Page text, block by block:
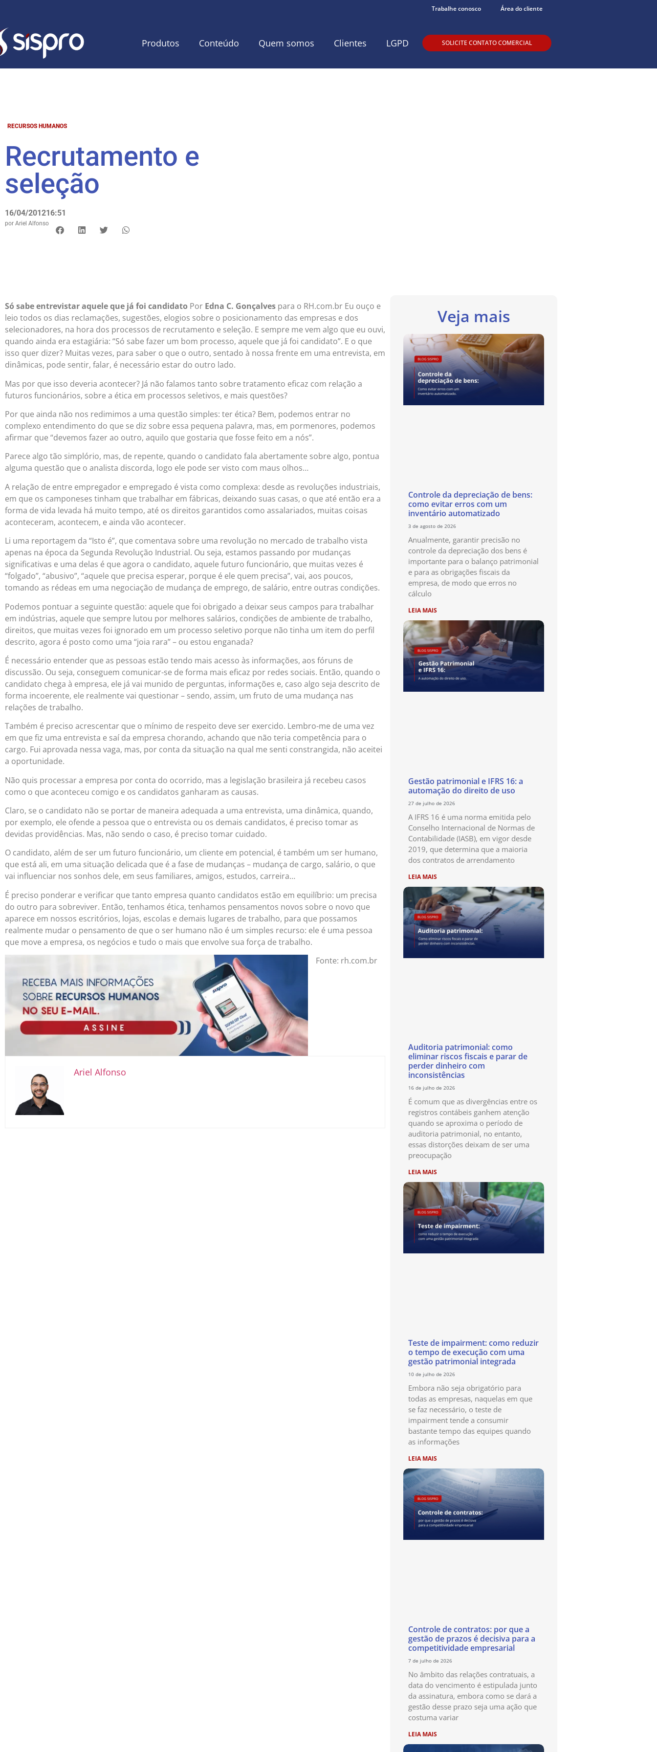
Trabalhe conosco Área do cliente
Produtos Conteúdo Quem somos Clientes LGPD SOLICITE CONTATO COMERCIAL
RECURSOS HUMANOS
Recrutamento e
seleção
16/04/201216:51
por Ariel Alfonso
Só sabe entrevistar aquele que já foi candidato Por Edna C. Gonçalves para o RH.com.br Eu ouço e
leio todos os dias reclamações, sugestões, elogios sobre o posicionamento das empresas e dos
selecionadores, na hora dos processos de recrutamento e seleção. E sempre me vem algo que eu ouvi,
quando ainda era estagiária: “Só sabe fazer um bom processo, aquele que já foi candidato”. E o que
isso quer dizer? Muitas vezes, para saber o que o outro, sentado à nossa frente em uma entrevista, em
dinâmicas, pode sentir, falar, é necessário estar do outro lado.
Mas por que isso deveria acontecer? Já não falamos tanto sobre tratamento eficaz com relação a
futuros funcionários, sobre a ética em processos seletivos, e mais questões?
Por que ainda não nos redimimos a uma questão simples: ter ética? Bem, podemos entrar no
complexo entendimento do que se diz sobre essa pequena palavra, mas, em pormenores, podemos
afirmar que “devemos fazer ao outro, aquilo que gostaria que fosse feito em a nós”.
Parece algo tão simplório, mas, de repente, quando o candidato fala abertamente sobre algo, pontua
alguma questão que o analista discorda, logo ele pode ser visto com maus olhos…
A relação de entre empregador e empregado é vista como complexa: desde as revoluções industriais,
em que os camponeses tinham que trabalhar em fábricas, deixando suas casas, o que até então era a
forma de vida levada há muito tempo, até os direitos garantidos como assalariados, muitas coisas
aconteceram, acontecem, e ainda vão acontecer.
Li uma reportagem da “Isto é”, que comentava sobre uma revolução no mercado de trabalho vista
apenas na época da Segunda Revolução Industrial. Ou seja, estamos passando por mudanças
significativas e uma delas é que agora o candidato, aquele futuro funcionário, que muitas vezes é
“folgado”, “abusivo”, “aquele que precisa esperar, porque é ele quem precisa”, vai, aos poucos,
tomando as rédeas em uma negociação de mudança de emprego, de salário, entre outras condições.
Podemos pontuar a seguinte questão: aquele que foi obrigado a deixar seus campos para trabalhar
em indústrias, aquele que sempre lutou por melhores salários, condições de ambiente de trabalho,
direitos, que muitas vezes foi ignorado em um processo seletivo porque não tinha um item do perfil
descrito, agora é posto como uma “joia rara” – ou estou enganada?
É necessário entender que as pessoas estão tendo mais acesso às informações, aos fóruns de
discussão. Ou seja, conseguem comunicar-se de forma mais eficaz por redes sociais. Então, quando o
candidato chega à empresa, ele já vai munido de perguntas, informações e, caso algo seja descrito de
forma incoerente, ele realmente vai questionar – sendo, assim, um fruto de uma mudança nas
relações de trabalho.
Também é preciso acrescentar que o mínimo de respeito deve ser exercido. Lembro-me de uma vez
em que fiz uma entrevista e saí da empresa chorando, achando que não teria competência para o
cargo. Fui aprovada nessa vaga, mas, por conta da situação na qual me senti constrangida, não aceitei
a oportunidade.
Não quis processar a empresa por conta do ocorrido, mas a legislação brasileira já recebeu casos
como o que aconteceu comigo e os candidatos ganharam as causas.
Claro, se o candidato não se portar de maneira adequada a uma entrevista, uma dinâmica, quando,
por exemplo, ele ofende a pessoa que o entrevista ou os demais candidatos, é preciso tomar as
devidas providências. Mas, não sendo o caso, é preciso tomar cuidado.
O candidato, além de ser um futuro funcionário, um cliente em potencial, é também um ser humano,
que está ali, em uma situação delicada que é a fase de mudanças – mudança de cargo, salário, o que
vai influenciar nos sonhos dele, em seus familiares, amigos, estudos, carreira…
É preciso ponderar e verificar que tanto empresa quanto candidatos estão em equilíbrio: um precisa
do outro para sobreviver. Então, tenhamos ética, tenhamos pensamentos novos sobre o novo que
aparece em nossos escritórios, lojas, escolas e demais lugares de trabalho, para que possamos
realmente mudar o pensamento de que o ser humano não é um simples recurso: ele é uma pessoa
que move a empresa, os negócios e tudo o mais que envolve sua força de trabalho.
Fonte: rh.com.br
Ariel Alfonso
Veja mais
Controle da depreciação de bens:
como evitar erros com um
inventário automatizado
3 de agosto de 2026
Anualmente, garantir precisão no
controle da depreciação dos bens é
importante para o balanço patrimonial
e para as obrigações fiscais da
empresa, de modo que erros no
cálculo
LEIA MAIS
Gestão patrimonial e IFRS 16: a
automação do direito de uso
27 de julho de 2026
A IFRS 16 é uma norma emitida pelo
Conselho Internacional de Normas de
Contabilidade (IASB), em vigor desde
2019, que determina que a maioria
dos contratos de arrendamento
LEIA MAIS
Auditoria patrimonial: como
eliminar riscos fiscais e parar de
perder dinheiro com
inconsistências
16 de julho de 2026
É comum que as divergências entre os
registros contábeis ganhem atenção
quando se aproxima o período de
auditoria patrimonial, no entanto,
essas distorções deixam de ser uma
preocupação
LEIA MAIS
Teste de impairment: como reduzir
o tempo de execução com uma
gestão patrimonial integrada
10 de julho de 2026
Embora não seja obrigatório para
todas as empresas, naquelas em que
se faz necessário, o teste de
impairment tende a consumir
bastante tempo das equipes quando
as informações
LEIA MAIS
Controle de contratos: por que a
gestão de prazos é decisiva para a
competitividade empresarial
7 de julho de 2026
No âmbito das relações contratuais, a
data do vencimento é estipulada junto
da assinatura, embora como se dará a
gestão desse prazo seja uma ação que
costuma variar
LEIA MAIS